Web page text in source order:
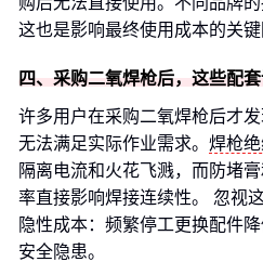
这也是影响最终使用成本的关键
四、采购二氧焊枪后，这些配
许多用户在采购二氧焊枪后才
无法满足实际作业需求。 焊枪
隔离电流和火花飞溅，而防堵
率直接影响焊接连续性。 忽视
隐性成本：频繁停工更换配件
安全隐患。